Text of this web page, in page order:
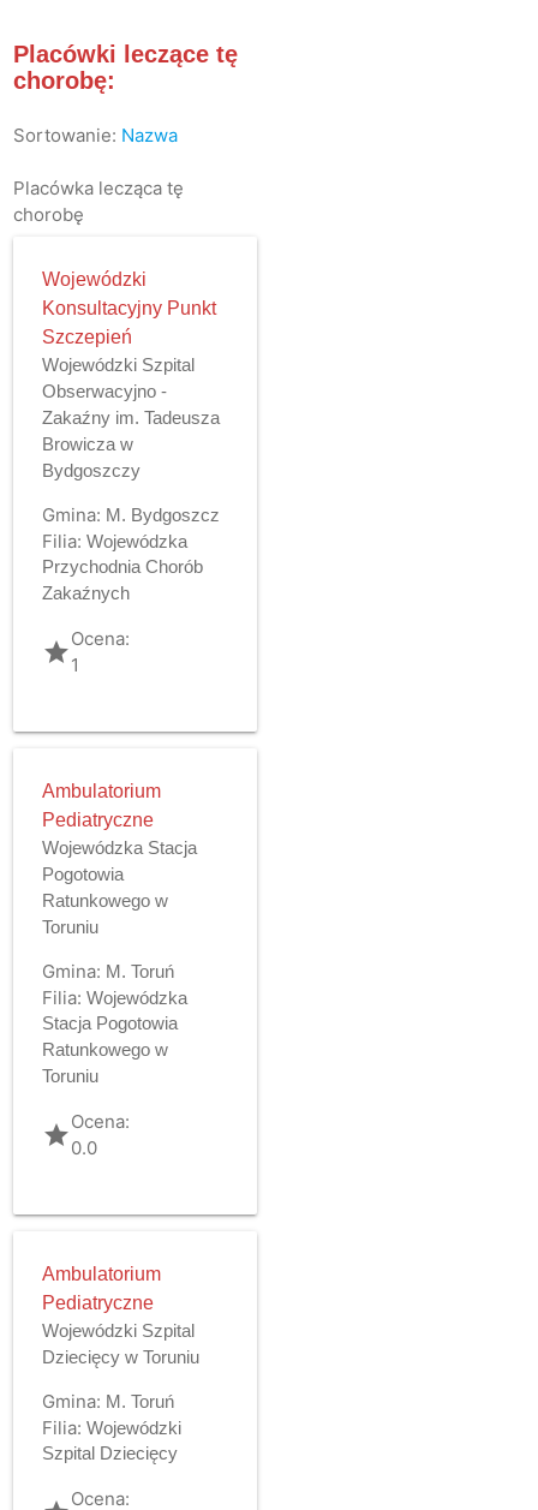
Placówki leczące tę
chorobę:
Sortowanie: Nazwa
Placówka lecząca tę
chorobę
Wojewódzki
Konsultacyjny Punkt
Szczepień
Wojewódzki Szpital
Obserwacyjno -
Zakaźny im. Tadeusza
Browicza w
Bydgoszczy
Gmina: M. Bydgoszcz
Filia: Wojewódzka
Przychodnia Chorób
Zakaźnych
gradeOcena:
1
Ambulatorium
Pediatryczne
Wojewódzka Stacja
Pogotowia
Ratunkowego w
Toruniu
Gmina: M. Toruń
Filia: Wojewódzka
Stacja Pogotowia
Ratunkowego w
Toruniu
gradeOcena:
0.0
Ambulatorium
Pediatryczne
Wojewódzki Szpital
Dziecięcy w Toruniu
Gmina: M. Toruń
Filia: Wojewódzki
Szpital Dziecięcy
Ocena: